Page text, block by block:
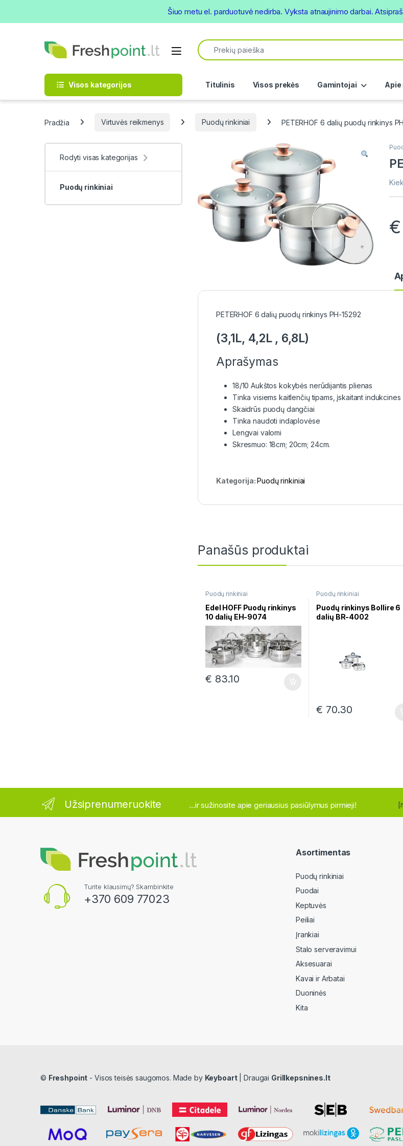
Open
Search for:
Visos kategorijos Titulinis Visos prekės Gamintojai Apie
Pradžia Virtuvės reikmenys Puodų rinkiniai PETERHOF 6 dalių puodų rinkinys
€
PETERHOF 6 dalių puodų rinkinys PH-15292
(3,1L, 4,2L , 6,8L)
Aprašymas
18/10 Aukštos kokybės nerūdijantis plienas
Tinka visiems kaitlenčių tipams, įskaitant indukcines
Skaidrūs puodų dangčiai
Tinka naudoti indaplovėse
Lengvai valomi
Skresmuo: 18cm; 20cm; 24cm.
Kategorija:Puodų rinkiniai
Panašūs produktai
Puodų rinkiniai
Edel HOFF Puodų rinkinys
10 dalių EH-9074
€ 83.10
Puodų rinkiniai
Puodų rinkinys Bollire 6
dalių BR-4002
€ 70.30
Rodyti visas kategorijas
Puodų rinkiniai
Užsiprenumeruokite ...ir sužinosite apie geriausius pasiūlymus pirmieji!
Turite klausimų? Skambinkite
+370 609 77023
Asortimentas
Puodų rinkiniai
Puodai
Keptuvės
Peiliai
Įrankiai
Stalo serveravimui
Aksesuarai
Kavai ir Arbatai
Duoninės
Kita
© Freshpoint - Visos teisės saugomos. Made by Keyboart| Draugai Grillkepsnines.lt
Šiuo metu el. parduotuvė nedirba. Vyksta atnaujinimo darbai.